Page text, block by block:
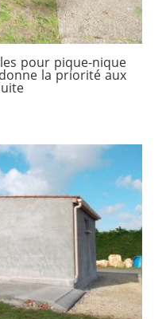
pour pique-nique
la priorité aux